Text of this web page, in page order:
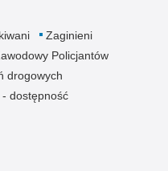
Zaginieni
Policjantów
drogowych
dostępność